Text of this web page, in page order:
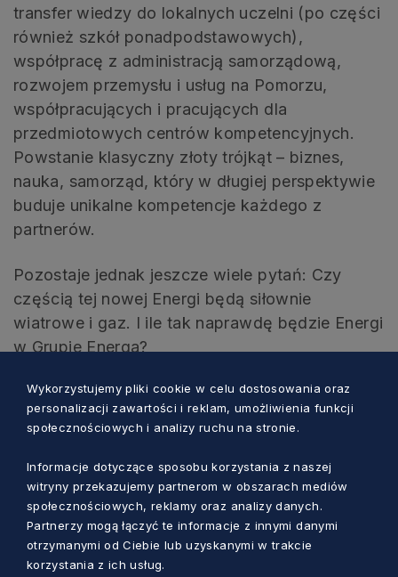
transfer wiedzy do lokalnych uczelni (po części
również szkół ponadpodstawowych),
współpracę z administracją samorządową,
rozwojem przemysłu i usług na Pomorzu,
współpracujących i pracujących dla
przedmiotowych centrów kompetencyjnych.
Powstanie klasyczny złoty trójkąt – biznes,
nauka, samorząd, który w długiej perspektywie
buduje unikalne kompetencje każdego z
partnerów.
Pozostaje jednak jeszcze wiele pytań: Czy
częścią tej nowej Energi będą siłownie
wiatrowe i gaz. I ile tak naprawdę będzie Energi
w Grupie Energa?
FOT. JACEK SOWA FOT. JACEK SOWA FOT. JACEK SOWA
Wykorzystujemy pliki cookie w celu dostosowania oraz
personalizacji zawartości i reklam, umożliwienia funkcji
społecznościowych i analizy ruchu na stronie.
Informacje dotyczące sposobu korzystania z naszej
witryny przekazujemy partnerom w obszarach mediów
społecznościowych, reklamy oraz analizy danych.
Partnerzy mogą łączyć te informacje z innymi danymi
otrzymanymi od Ciebie lub uzyskanymi w trakcie
korzystania z ich usług.